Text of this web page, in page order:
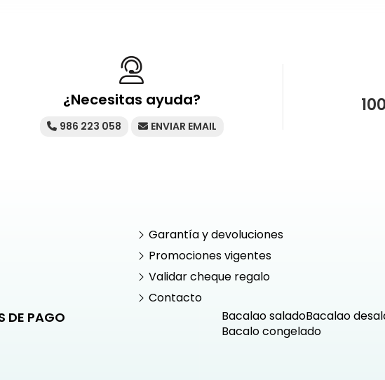
¿Necesitas ayuda?
986 223 058 ENVIAR EMAIL
DE PAGO
Garantía y devoluciones
Promociones vigentes
Validar cheque regalo
Contacto
Bacalao saladoBacalao
Bacalo congelado